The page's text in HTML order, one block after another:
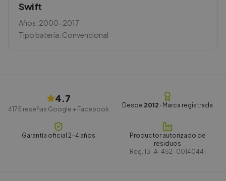
Swift
Años: 2000-2017
Tipo batería: Convencional
4.7
4175 reseñas Google + Facebook
Desde 2012 · Marca registrada
Garantía oficial 2-4 años
Productor autorizado de
residuos
Reg. 13-A-452-00140441